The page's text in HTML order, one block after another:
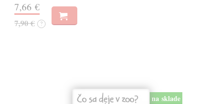
7,66 €
7,90 € ?
na sklade